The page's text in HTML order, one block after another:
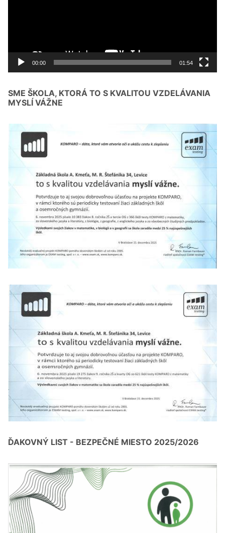
00:00 01:54
SME ŠKOLA, KTORÁ TO S KVALITOU VZDELÁVANIA
MYSLÍ VÁŽNE
ĎAKOVNÝ LIST - BEZPEČNÉ MIESTO 2025/2026